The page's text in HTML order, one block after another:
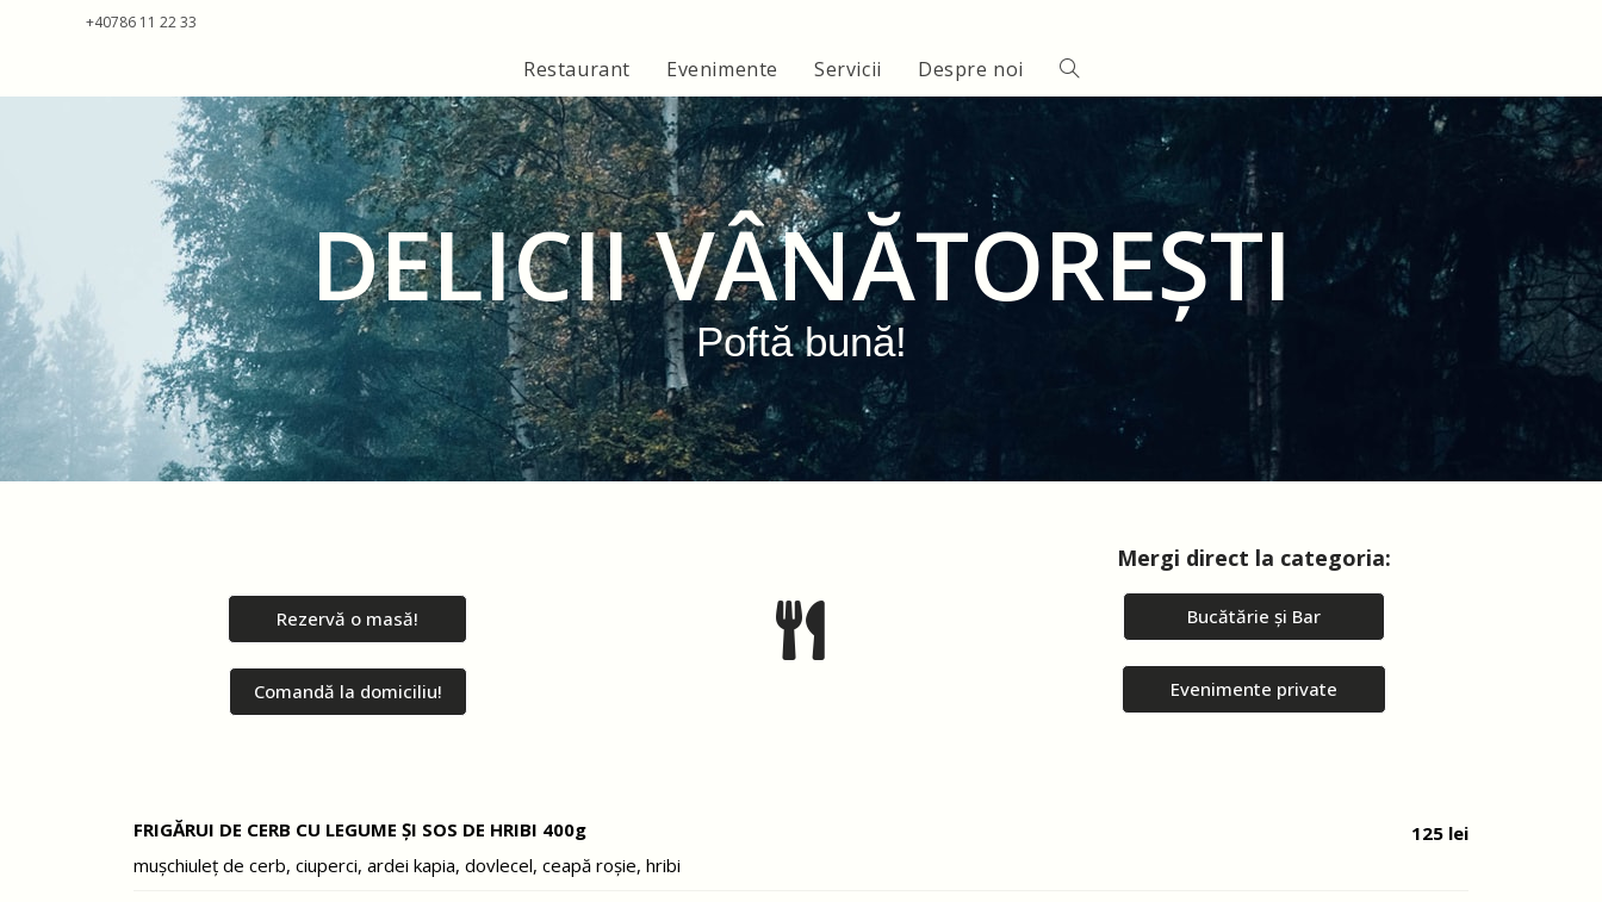
+40786 11 22 33
Restaurant Evenimente Servicii Despre noi
DELICII VÂNĂTOREȘTI
Poftă bună!
Rezervă o masă!
Comandă la domiciliu!
Mergi direct la categoria:
Bucătărie și Bar
Evenimente private
FRIGĂRUI DE CERB CU LEGUME ȘI SOS DE HRIBI 400g
125 lei
mușchiuleț de cerb, ciuperci, ardei kapia, dovlecel, ceapă roșie, hribi